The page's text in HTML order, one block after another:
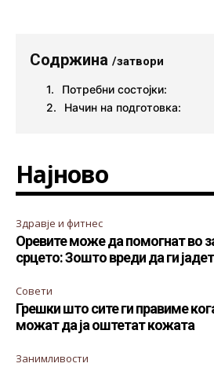
Содржина /затвори
Потребни состојки:
Начин на подготовка:
Најново
Здравје и фитнес
Оревите може да помогнат во
срцето: Зошто вреди да ги
Совети
Грешки што сите ги правиме
можат да ја оштетат кожата
Занимливости